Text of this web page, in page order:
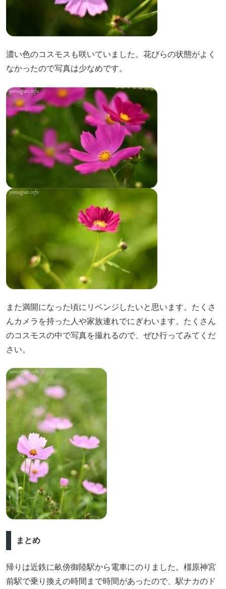
濃い色のコスモスも咲いていました。花びらの状態がよく
なかったので写真は少なめです。
また満開になった頃にリベンジしたいと思います。たくさ
んカメラを持った人や家族連れでにぎわいます。たくさん
のコスモスの中で写真を撮れるので、ぜひ行ってみてくだ
さい。
まとめ
帰りは近鉄に畝傍御陸駅から電車にのりました。橿原神宮
前駅で乗り換えの時間まで時間があったので、駅ナカのド